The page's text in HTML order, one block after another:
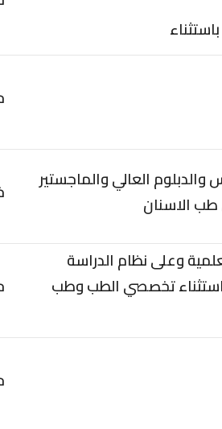
والدبلوم العالي والماجستير
الاسنان
وعلى نظام الدراسة
تخصصي الطب وطب